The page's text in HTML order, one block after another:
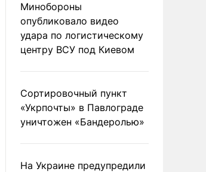
Минобороны
опубликовало видео
удара по логистическому
центру ВСУ под Киевом
Сортировочный пункт
«Укрпочты» в Павлограде
уничтожен «Бандеролью»
На Украине предупредили